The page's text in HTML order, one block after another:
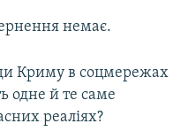
немає.
Криму в соцмережах
одне й те саме
реаліях?